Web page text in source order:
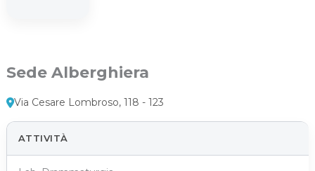
Sede Alberghiera
Via Cesare Lombroso, 118 - 123
ATTIVITÀ